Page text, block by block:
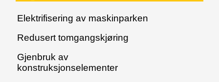
Elektrifisering av maskinparken
Redusert tomgangskjøring
Gjenbruk av
konstruksjonselementer